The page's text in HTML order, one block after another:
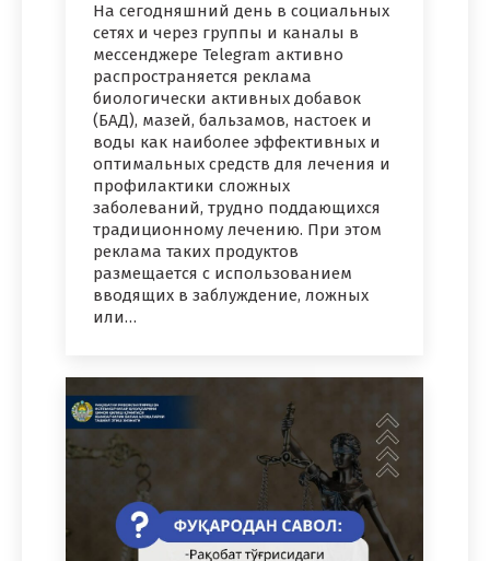
На сегодняшний день в социальных
сетях и через группы и каналы в
мессенджере Telegram активно
распространяется реклама
биологически активных добавок
(БАД), мазей, бальзамов, настоек и
воды как наиболее эффективных и
оптимальных средств для лечения и
профилактики сложных
заболеваний, трудно поддающихся
традиционному лечению. При этом
реклама таких продуктов
размещается с использованием
вводящих в заблуждение, ложных
или…